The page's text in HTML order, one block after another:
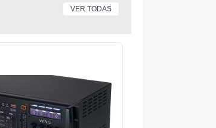
VER TODAS